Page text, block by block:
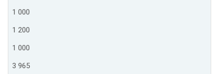
1 000
1 200
1 000
3 965